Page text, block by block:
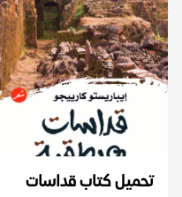
تحميل كتاب قداسات